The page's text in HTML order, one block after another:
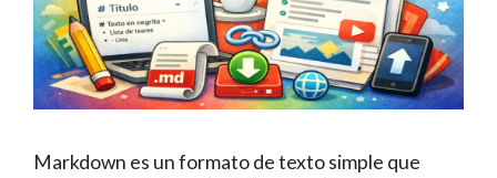
Markdown es un formato de texto simple que